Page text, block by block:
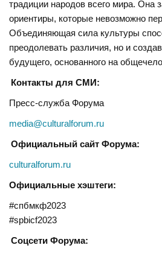
традиции народов всего мира. Она
ориентиры, которые невозможно
Объединяющая сила культуры
преодолевать различия, но и
будущего, основанного на
Контакты для СМИ:
Пресс-служба Форума
media@culturalforum.ru
Официальный сайт Форума:
culturalforum.ru
Официальные хэштеги:
#спбмкф2023
#spbicf2023
Соцсети Форума: